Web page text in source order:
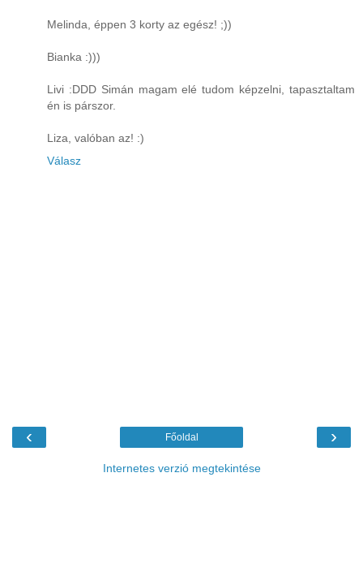
Melinda, éppen 3 korty az egész! ;))
Bianka :)))
Livi :DDD Simán magam elé tudom képzelni, tapasztaltam
én is párszor.
Liza, valóban az! :)
Válasz
‹ ›
Főoldal
Internetes verzió megtekintése